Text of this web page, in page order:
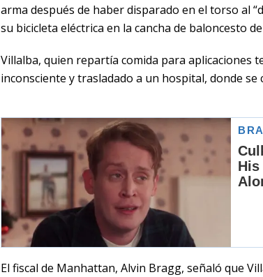
arma después de haber disparado en el torso al
su bicicleta eléctrica en la cancha de baloncesto
Villalba, quien repartía comida para aplicaciones
inconsciente y trasladado a un hospital, donde se
El fiscal de Manhattan, Alvin Bragg, señaló que